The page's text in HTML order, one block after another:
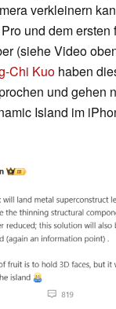
verkleinern
und dem ersten
(siehe Video
Chi Kuo haben
und gehen
Island im